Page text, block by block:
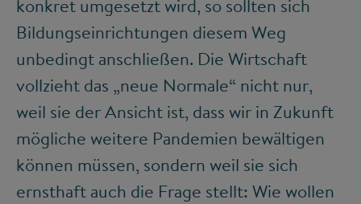
konkret umgesetzt wird, so sollten sich
Bildungseinrichtungen diesem Weg
unbedingt anschließen. Die Wirtschaft
vollzieht das „neue Normale“ nicht nur,
weil sie der Ansicht ist, dass wir in Zukunft
mögliche weitere Pandemien bewältigen
können müssen, sondern weil sie sich
ernsthaft auch die Frage stellt: Wie wollen